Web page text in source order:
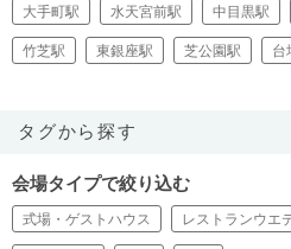
大手町駅 水天宮前駅 中目黒駅
竹芝駅 東銀座駅 芝公園駅 台
タグから探す
会場タイプで絞り込む
式場・ゲストハウス レストランウエ